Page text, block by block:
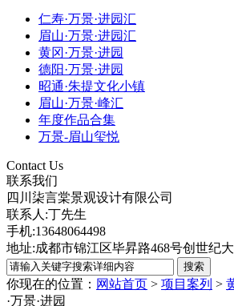
仁寿·万景·进园汇
眉山·万景·进园汇
黄冈·万景·进园
德阳·万景·进园
昭通·朱提文化小镇
眉山·万景·峰汇
年度作品合集
万景-眉山玺悦
Contact Us
联系我们
四川柒言棠景观设计有限公司
联系人:丁先生
手机:13648064498
地址:成都市锦江区毕昇路468号创世纪
你现在的位置： 网站首页 > 项目案列 >
·万景·进园